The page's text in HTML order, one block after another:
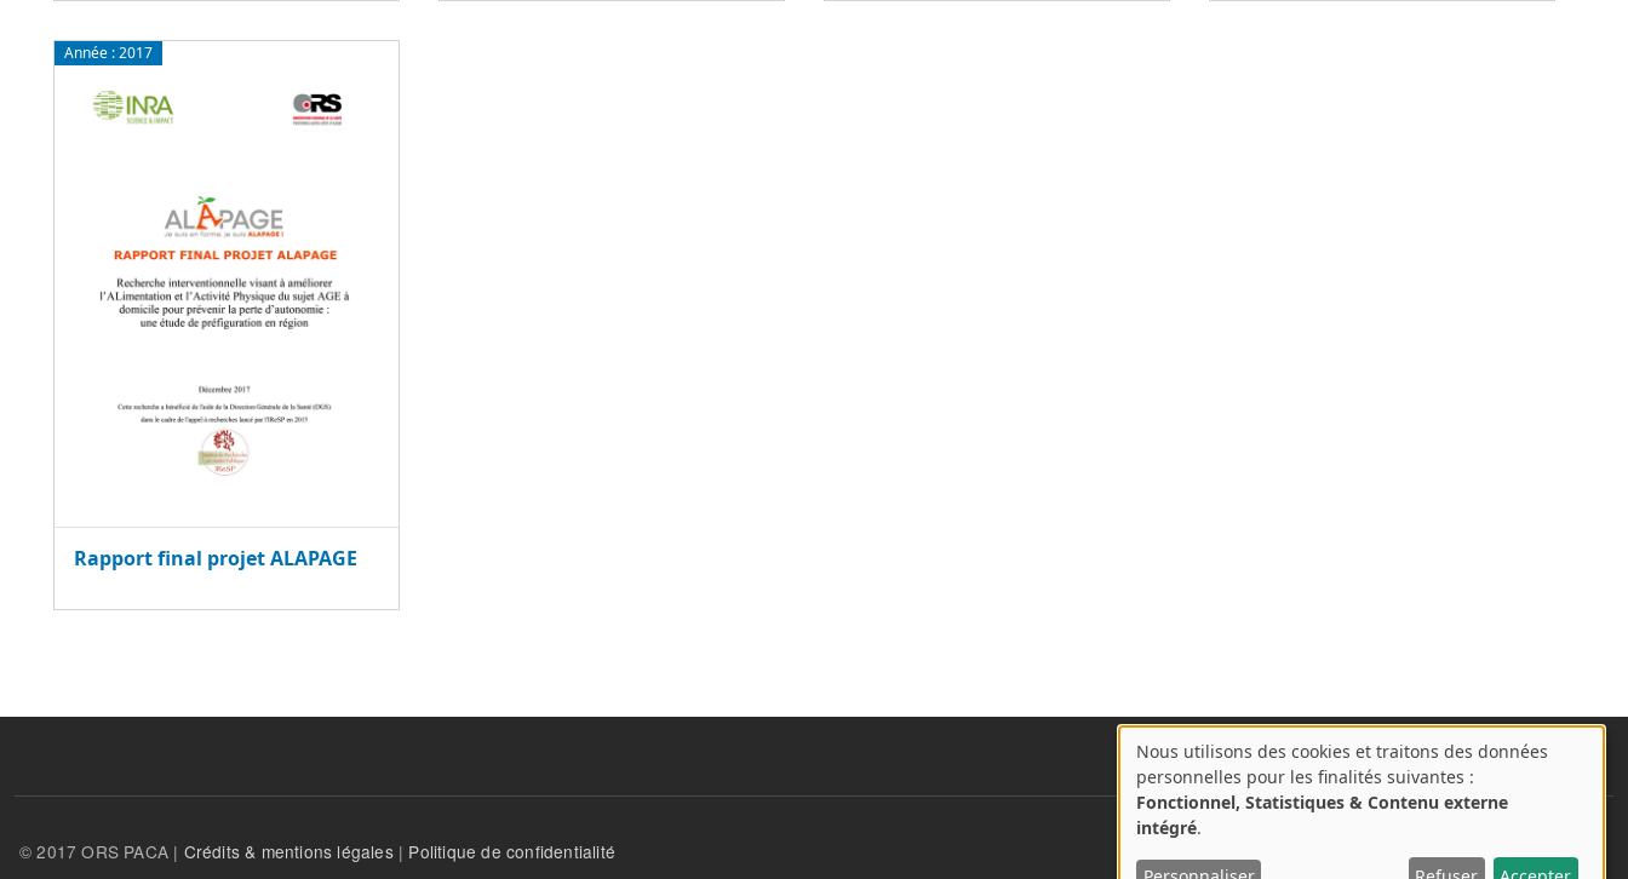
Année :2017
Rapport final projet ALAPAGE
© 2017 ORS PACA | Crédits & mentions légales| Politique de confidentialité User account menu
Se connecter
A
propos
des
cookies
Nous utilisons des cookies et traitons des données
personnelles pour les finalités suivantes :
Fonctionnel, Statistiques & Contenu externe
intégré.